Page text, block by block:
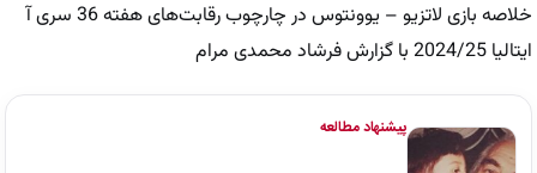
seconds
خلاصه بازی لاتزیو – یوونتوس در چارچوب رقابت‌های هفته 36 سری آ
ایتالیا 2024/25 با گزارش فرشاد محمدی مرام
پیشنهاد مطالعه